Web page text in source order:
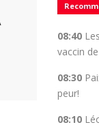
08:40
vaccin
08:30
peur!
08:10